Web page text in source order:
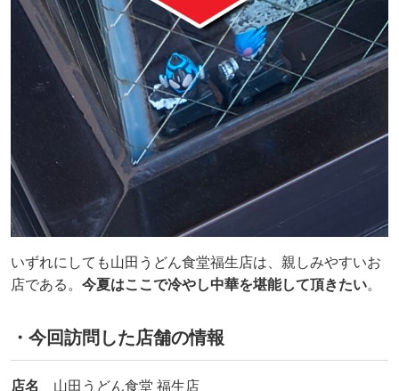
いずれにしても山田うどん食堂福生店は、親しみやすいお
店である。 今夏はここで冷やし中華を堪能して頂きたい。
・今回訪問した店舗の情報
店名
山田うどん食堂 福生店